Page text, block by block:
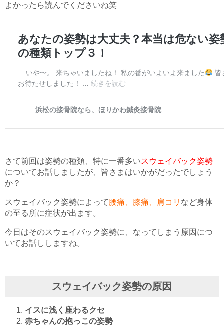
よかったら読んでくださいね笑
さて前回は姿勢の種類、特に一番多いスウェイバック姿勢
についてお話しましたが、皆さまはいかがだったでしょう
か？
スウェイバック姿勢によって腰痛、膝痛、肩コリ など身体
の至る所に症状が出ます。
今日はそのスウェイバック姿勢に、なってしまう原因につ
いてお話ししますね。
スウェイバック姿勢の原因
イスに浅く座わるクセ
赤ちゃんの抱っこの姿勢